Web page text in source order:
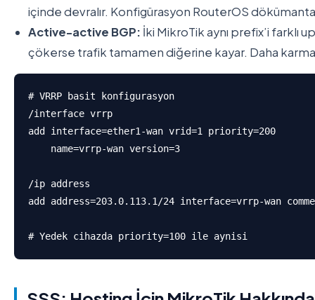
içinde devralır. Konfigürasyon RouterOS
Active-active BGP: İki MikroTik aynı prefix’i farklı
çökerse trafik tamamen diğerine kayar. Daha
# VRRP basit konfigurasyon
/interface vrrp
add interface=ether1-wan vrid=1 priority=200
    name=vrrp-wan version=3
/ip address
add address=203.0.113.1/24 interface=vrrp-wan
# Yedek cihazda priority=100 ile aynisi